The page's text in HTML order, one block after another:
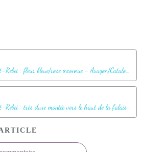
Randonnée au Congost de Mont-Rebei : fleur bleue/rose inconnue - Aragon/Catalogne - Espagne
Randonnée au Congost de Mont-Rebei : très dure montée vers le haut de la falaise, au milieu de genévriers thurifères, pour atteindre les "escaleras" - Aragon/Catalogne - Espagne